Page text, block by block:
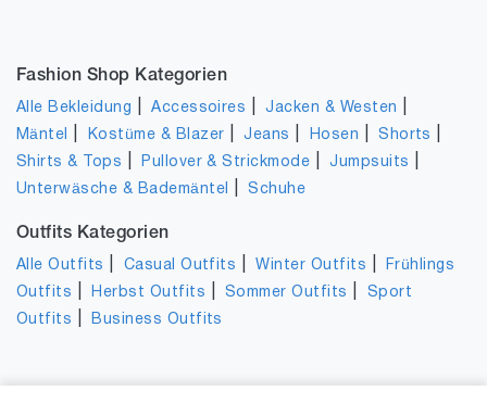
Fashion Shop Kategorien
Alle Bekleidung |Accessoires |Jacken & Westen
Mäntel Kostüme & Blazer |Jeans Hosen |Shorts
Shirts & Tops Pullover & Strickmode |Jumpsuits
Unterwäsche & Bademäntel |Schuhe
Outfits Kategorien
Alle Outfits Casual Outfits |Winter Outfits
Frühlings
Outfits
Herbst Outfits Sommer Outfits
Sport
Outfits
Business Outfits